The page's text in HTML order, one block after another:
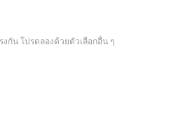
กัน โปรดลองด้วยตัวเลือกอื่น ๆ